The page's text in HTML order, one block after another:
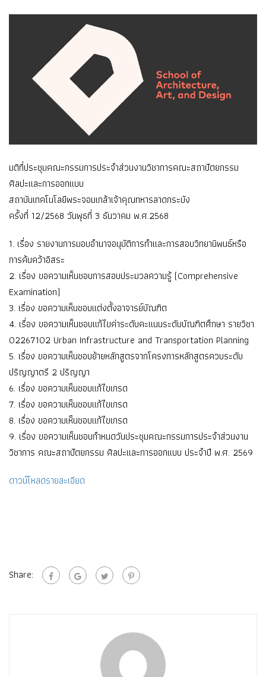
มติที่ประชุมคณะกรรมการประจำส่วนงานวิชาการคณะสถาปัตยกรรม
ศิลปะและการออกแบบ
สถาบันเทคโนโลยีพระจอมเกล้าเจ้าคุณทหารลาดกระบัง
ครั้งที่ 12/2568 วันพุธที่ 3 ธันวาคม พ.ศ.2568
1. เรื่อง รายงานการมอบอำนาจอนุมัติการทำและการสอบวิทยานิพนธ์หรือ
การค้นคว้าอิสระ
2. เรื่อง ขอความเห็นชอบการสอบประมวลความรู้ (Comprehensive
Examination)
3. เรื่อง ขอความเห็นชอบแต่งตั้งอาจารย์บัณฑิต
4. เรื่อง ขอความเห็นชอบแก้ไขค่าระดับคะแนนระดับบัณฑิตศึกษา รายวิชา
02267102 Urban Infrastructure and Transportation Planning
5. เรื่อง ขอความเห็นชอบย้ายหลักสูตรจากโครงการหลักสูตรควบระดับ
ปริญญาตรี 2 ปริญญา
6. เรื่อง ขอความเห็นชอบแก้ไขเกรด
7. เรื่อง ขอความเห็นชอบแก้ไขเกรด
8. เรื่อง ขอความเห็นชอบแก้ไขเกรด
9. เรื่อง ขอความเห็นชอบกำหนดวันประชุมคณะกรรมการประจำส่วนงาน
วิชาการ คณะสถาปัตยกรรม ศิลปะและการออกแบบ ประจำปี พ.ศ. 2569
ดาวน์โหลดรายละเอียด
Share: